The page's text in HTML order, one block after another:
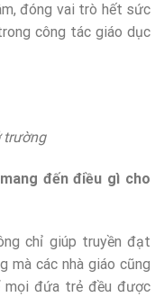
đóng vai trò hết sức
công tác giáo dục
trường
mang đến điều gì cho
chỉ giúp truyền đạt
mà các nhà giáo cũng
mọi đứa trẻ đều được